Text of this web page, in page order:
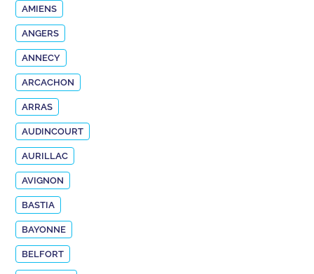
AMIENS
ANGERS
ANNECY
ARCACHON
ARRAS
AUDINCOURT
AURILLAC
AVIGNON
BASTIA
BAYONNE
BELFORT